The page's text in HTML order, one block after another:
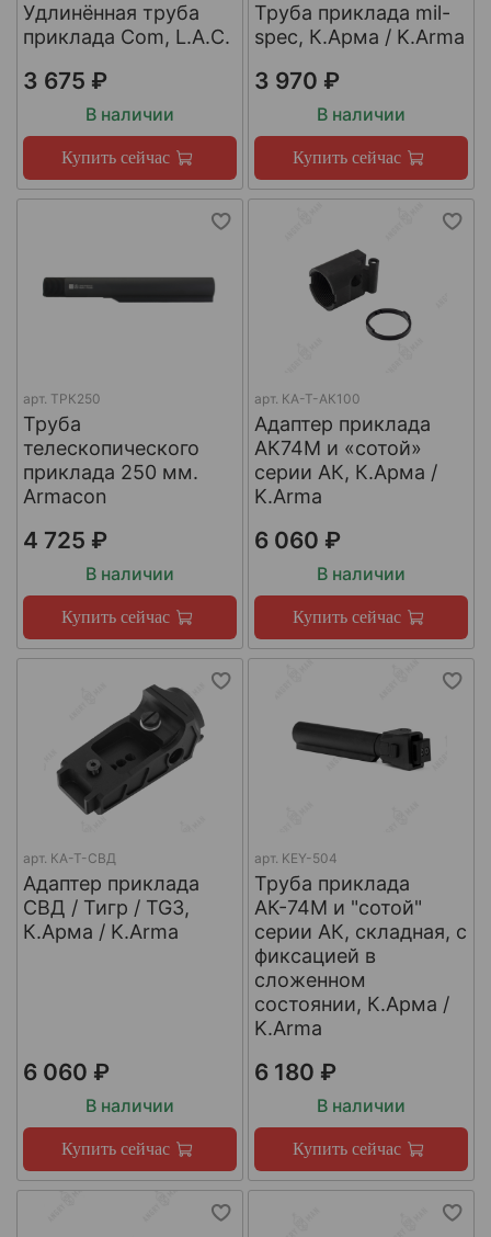
Удлинённая труба
приклада Com, L.A.C.
3 675 ₽
В наличии
Купить сейчас
Труба приклада mil-
spec, К.Арма / K.Arma
3 970 ₽
В наличии
Купить сейчас
арт. ТРК250
Труба
телескопического
приклада 250 мм.
Armacon
4 725 ₽
В наличии
Купить сейчас
арт. КА-Т-АК100
Адаптер приклада
АК74М и «сотой»
серии АК, К.Арма /
K.Arma
6 060 ₽
В наличии
Купить сейчас
арт. КА-Т-СВД
Адаптер приклада
СВД / Тигр / TG3,
К.Арма / K.Arma
6 060 ₽
В наличии
Купить сейчас
арт. KEY-504
Труба приклада
АК-74М и "сотой"
серии АК, складная, с
фиксацией в
сложенном
состоянии, К.Арма /
K.Arma
6 180 ₽
В наличии
Купить сейчас